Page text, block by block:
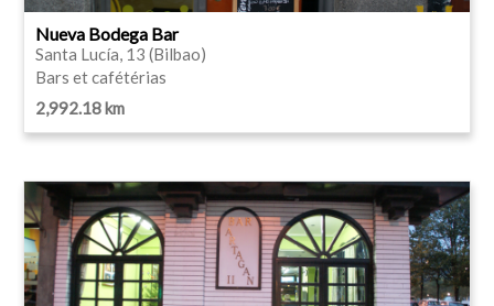
Nueva Bodega Bar
Santa Lucía, 13 (Bilbao)
Bars et cafétérias
2,992.18 km